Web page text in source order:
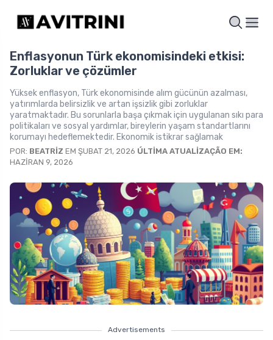
Enflasyonun Türk ekonomisindeki etkisi:
Zorluklar ve çözümler
Yüksek enflasyon, Türk ekonomisinde alım gücünün azalması,
yatırımlarda belirsizlik ve artan işsizlik gibi zorluklar
yaratmaktadır. Bu sorunlarla başa çıkmak için uygulanan sıkı para
politikaları ve sosyal yardımlar, bireylerin yaşam standartlarını
korumayı hedeflemektedir. Ekonomik istikrar sağlamak
POR: BEATRIZ EM ŞUBAT 21, 2026 ÚLTIMA ATUALIZAÇÃO EM:
HAZIRAN 9, 2026
Advertisements